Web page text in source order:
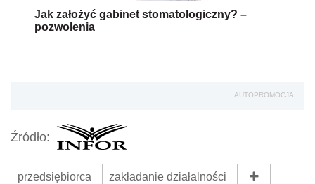
Jak założyć gabinet stomatologiczny? –
pozwolenia
AUTOPROMOCJA
Źródło:
przedsiębiorca zakładanie działalności